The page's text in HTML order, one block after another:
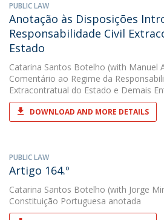
PUBLIC LAW
Anotação às Disposições
Responsabilidade Civil
Estado
Catarina Santos Botelho (with Manuel
Comentário ao Regime da
Extracontratual do Estado e Demais
DOWNLOAD AND MORE DETAILS
PUBLIC LAW
Artigo 164.º
Catarina Santos Botelho (with Jorge
Constituição Portuguesa anotada